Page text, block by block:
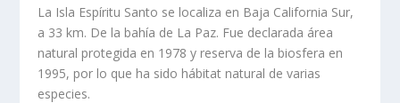
La Isla Espíritu Santo se localiza en Baja California Sur,
a 33 km. De la bahía de La Paz. Fue declarada área
natural protegida en 1978 y reserva de la biosfera en
1995, por lo que ha sido hábitat natural de varias
especies.